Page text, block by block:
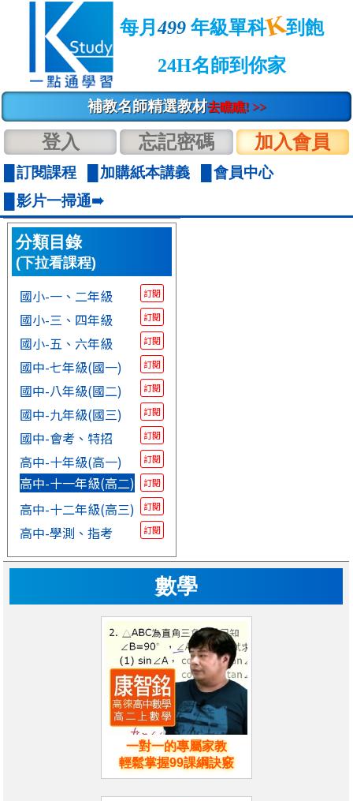
每月499年級單科K到飽
24H名師到你家
補教名師精選教材去瞧瞧! >>
登入 忘記密碼 加入會員
訂閱課程 加購紙本講義
會員中心
影片一掃通➠
分類目錄
(下拉看課程)
國小-一、二年級 訂閱
國小-三、四年級 訂閱
國小-五、六年級 訂閱
國中-七年級(國一) 訂閱
國中-八年級(國二) 訂閱
國中-九年級(國三) 訂閱
國中-會考、特招 訂閱
高中-十年級(高一) 訂閱
高中-十一年級(高二) 訂閱
高中-十二年級(高三) 訂閱
高中-學測、指考 訂閱
數學
一對一的專屬家教
輕鬆掌握99課綱訣竅